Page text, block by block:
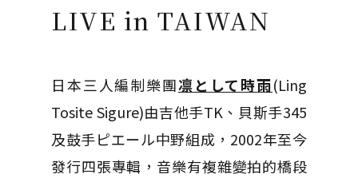
LIVE in TAIWAN
日本三人編制樂團凛として時雨(Ling
Tosite Sigure)由吉他手TK、貝斯手345
及鼓手ピエール中野組成，2002年至今
發行四張專輯，音樂有複雜變拍的橋段